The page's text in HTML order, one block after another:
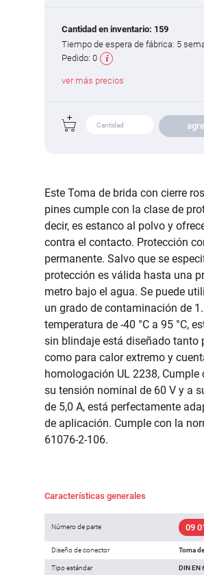
Cantidad en inventario: 159
Tiempo de espera de fábrica: 5
Pedido: 0
ver más precios
Este Toma de brida con cierre
pines cumple con la clase de
decir, es estanco al polvo y
contra el contacto. Protección
permanente. Salvo que se
protección es válida hasta una
metro bajo el agua. Se puede
un grado de contaminación de
temperatura de -40 °C a 95 °C,
sin blindaje está diseñado tanto
como para calor extremo y
homologación UL 2238, Cumple
su tensión nominal de 60 V y a
de 5,0 A, está perfectamente
de aplicación. Cumple con la
61076-2-106.
Características generales
Número de parte 09
Diseño de conector Toma
Tipo estándar DIN